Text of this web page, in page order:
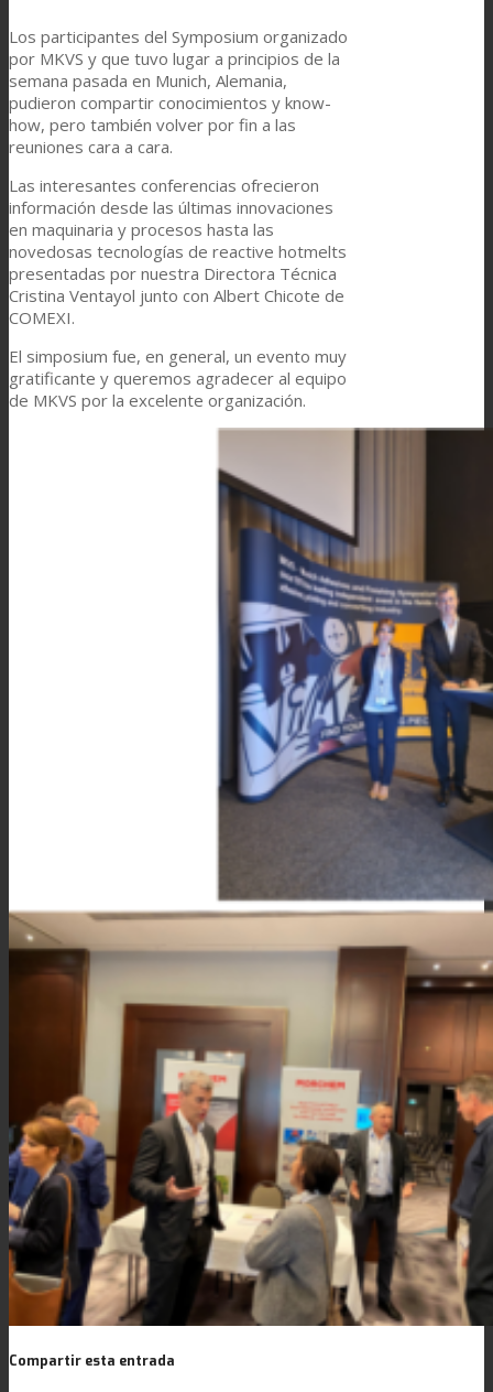
Laminación técnica
Laminación textil
Resinas de Poliuretano para tintas de impresión
Innovación
I+D
Asistencia Técnica
Noticias
Buscar
Menú Menú
Los participantes del Symposium organizado
por MKVS y que tuvo lugar a principios de la
semana pasada en Munich, Alemania,
pudieron compartir conocimientos y know-
how, pero también volver por fin a las
reuniones cara a cara.
Las interesantes conferencias ofrecieron
información desde las últimas innovaciones
en maquinaria y procesos hasta las
novedosas tecnologías de reactive hotmelts
presentadas por nuestra Directora Técnica
Cristina Ventayol junto con Albert Chicote de
COMEXI.
El simposium fue, en general, un evento muy
gratificante y queremos agradecer al equipo
de MKVS por la excelente organización.
Compartir esta entrada